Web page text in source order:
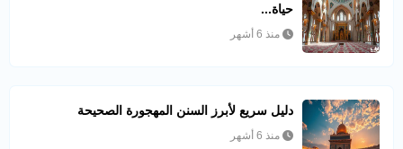
حياة...
منذ 6 أشهر
دليل سريع لأبرز السنن المهجورة الصحيحة
منذ 6 أشهر